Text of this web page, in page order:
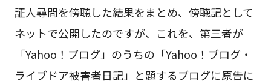
証人尋問を傍聴した結果をまとめ、傍聴記として
ネットで公開したのですが、これを、第三者が
「Yahoo！ブログ」のうちの「Yahoo！ブログ・
ライブドア被害者日記」と題するブログに原告に